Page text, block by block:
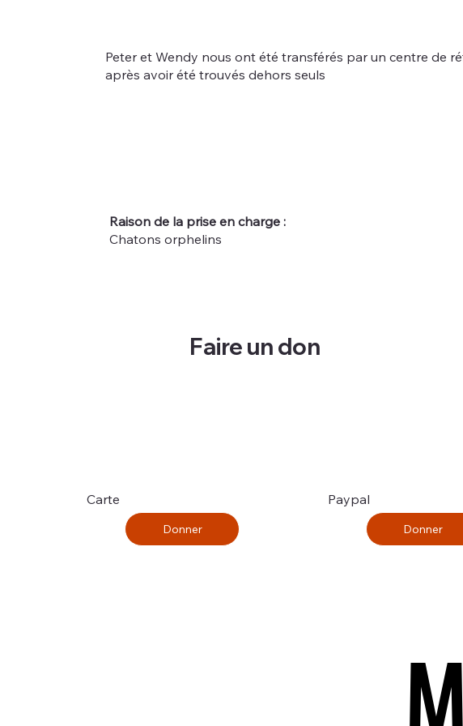
Peter et Wendy nous ont été transférés par un centre de
après avoir été trouvés dehors seuls
Raison de la prise en charge :
Chatons orphelins
Faire un don
Carte
Donner
Paypal
Donner